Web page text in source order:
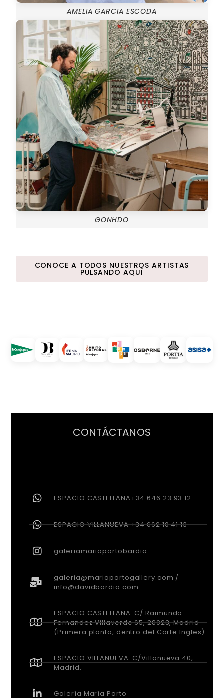
AMELIA GARCIA ESCODA
GONHDO
CONOCE A TODOS NUESTROS ARTISTAS
PULSANDO AQUÍ
CONTÁCTANOS
ESPACIO CASTELLANA+34 646 23 93 12
ESPACIO VILLANUEVA +34 662 10 41 13
galeriamariaportobardia
galeria@mariaportogallery.com /
info@davidbardia.com
ESPACIO CASTELLANA: C/ Raimundo
Fernandez Villaverde 65, 28028, Madrid
(Primera planta, dentro del Corte Ingles)
ESPACIO VILLANUEVA: C/Villanueva 40,
Madrid.
Galería María Porto